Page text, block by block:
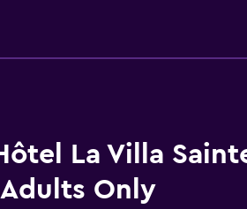
La Villa
Adults Only